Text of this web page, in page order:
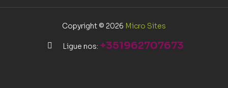
Copyright © 2026 Micro Sites
Ligue nos: +351962707673